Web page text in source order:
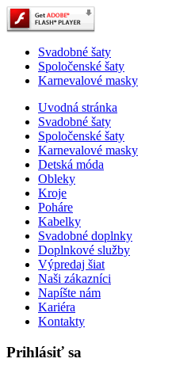
Svadobné šaty
Spoločenské šaty
Karnevalové masky
Uvodná stránka
Svadobné šaty
Spoločenské šaty
Karnevalové masky
Detská móda
Obleky
Kroje
Poháre
Kabelky
Svadobné doplnky
Doplnkové služby
Výpredaj šiat
Naši zákazníci
Napíšte nám
Kariéra
Kontakty
Prihlásiť sa